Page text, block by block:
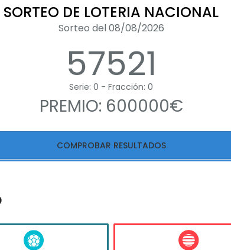
SORTEO DE LOTERIA NACIONAL
Sorteo del 08/08/2026
57521
Serie: 0 - Fracción: 0
PREMIO: 600000€
COMPROBAR RESULTADOS